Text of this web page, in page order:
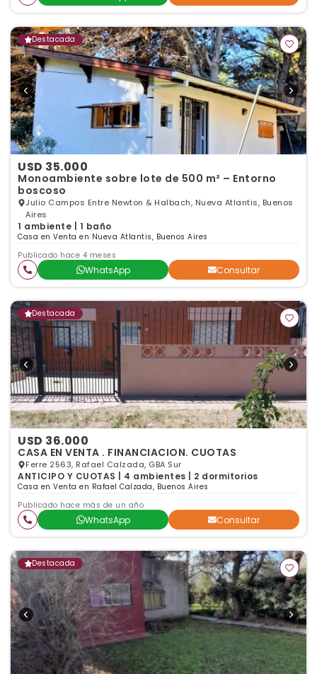
Destacada
USD 35.000
Monoambiente sobre lote de 500 m² – Entorno
boscoso
Julio Campos Entre Newton & Halbach, Nueva Atlantis, Buenos
Aires
1 ambiente | 1 baño
Casa en Venta en Nueva Atlantis, Buenos Aires
Publicado hace 4 meses
WhatsApp Consultar
Destacada
USD 36.000
CASA EN VENTA . FINANCIACION. CUOTAS
Ferre 2563, Rafael Calzada, GBA Sur
ANTICIPO Y CUOTAS | 4 ambientes | 2 dormitorios
Casa en Venta en Rafael Calzada, Buenos Aires
Publicado hace más de un año
WhatsApp Consultar
Destacada